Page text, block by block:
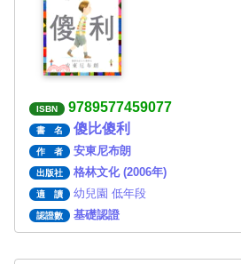
ISBN 9789577459077
書 名 傻比傻利
作 者 安東尼布朗
出版社 格林文化 (2006年)
適 讀 幼兒園 低年段
認證數 基礎認證